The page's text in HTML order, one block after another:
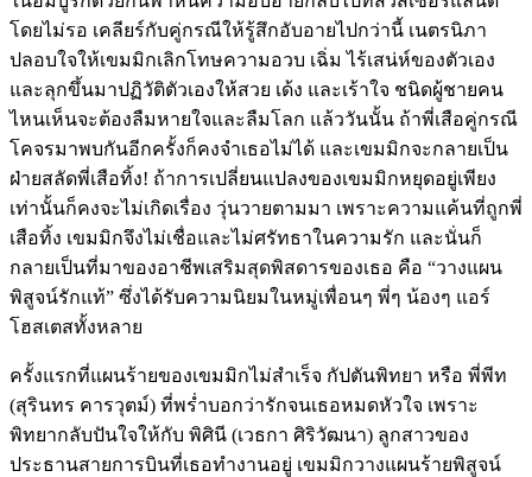
โดยไม่รอ เคลียร์กับคู่กรณีให้รู้สึกอับอายไปกว่านี้ เนตรนิภา
ปลอบใจให้เขมมิกเลิกโทษความอวบ เฉิ่ม ไร้เสน่ห์ของตัวเอง
และลุกขึ้นมาปฏิวัติตัวเองให้สวย เด้ง และเร้าใจ ชนิดผู้ชายคน
ไหนเห็นจะต้องลืมหายใจและลืมโลก แล้ววันนั้น ถ้าพี่เสือคู่กรณี
โคจรมาพบกันอีกครั้งก็คงจำเธอไม่ได้ และเขมมิกจะกลายเป็น
ฝ่ายสลัดพี่เสือทิ้ง! ถ้าการเปลี่ยนแปลงของเขมมิกหยุดอยู่เพียง
เท่านั้นก็คงจะไม่เกิดเรื่อง วุ่นวายตามมา เพราะความแค้นที่ถูกพี่
เสือทิ้ง เขมมิกจึงไม่เชื่อและไม่ศรัทธาในความรัก และนั่นก็
กลายเป็นที่มาของอาชีพเสริมสุดพิสดารของเธอ คือ “วางแผน
พิสูจน์รักแท้” ซึ่งได้รับความนิยมในหมู่เพื่อนๆ พี่ๆ น้องๆ แอร์
โฮสเตสทั้งหลาย
ครั้งแรกที่แผนร้ายของเขมมิกไม่สำเร็จ กัปตันพิทยา หรือ พี่พีท
(สุรินทร คารวุตม์) ที่พร่ำบอกว่ารักจนเธอหมดหัวใจ เพราะ
พิทยากลับปันใจให้กับ พิศินี (เวธกา ศิริวัฒนา) ลูกสาวของ
ประธานสายการบินที่เธอทำงานอยู่ เขมมิกวางแผนร้ายพิสูจน์